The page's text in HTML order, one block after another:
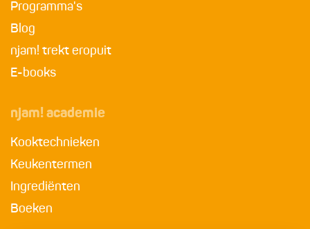
Programma's
Blog
njam! trekt eropuit
E-books
njam! academie
Kooktechnieken
Keukentermen
Ingrediënten
Boeken